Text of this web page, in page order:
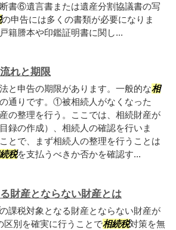
書⑥遺言書または遺産分割協議書の写
の申告には多くの書類が必要になりま
籍謄本や印鑑証明書に関し...
れと期限
と申告の期限があります。一般的な相
通りです。①被相続人がなくなった
の整理を行う。ここでは、相続財産が
録の作成）、相続人の確認を行いま
とで、まず相続人の整理を行うことは
税を支払うべきか否かを確認す...
財産とならない財産とは
の課税対象となる財産とならない財産が
区別を確実に行うことで相続税対策を無